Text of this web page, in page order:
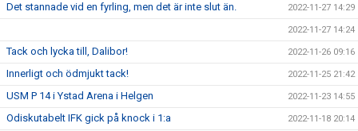
Det stannade vid en fyrling, men det är inte slut än. 2022-11-27 14:29
2022-11-27 14:24
Tack och lycka till, Dalibor! 2022-11-26 09:16
Innerligt och ödmjukt tack! 2022-11-25 21:42
USM P 14 i Ystad Arena i Helgen 2022-11-23 14:55
Odiskutabelt IFK gick på knock i 1:a 2022-11-18 20:14